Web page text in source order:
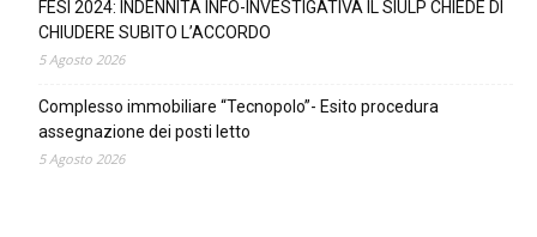
FESI 2024: INDENNITÀ INFO-INVESTIGATIVA IL SIULP CHIEDE DI
CHIUDERE SUBITO L’ACCORDO
5 Agosto 2026
Complesso immobiliare “Tecnopolo”- Esito procedura
assegnazione dei posti letto
5 Agosto 2026